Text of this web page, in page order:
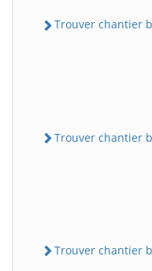
Trouver chantier
Trouver chantier
Trouver chantier